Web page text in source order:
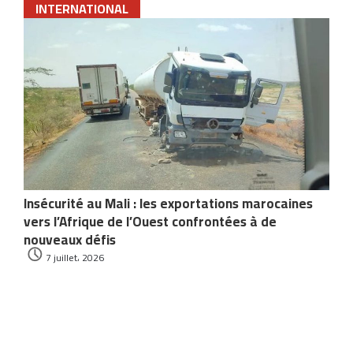
INTERNATIONAL
Insécurité au Mali : les exportations marocaines
vers l’Afrique de l’Ouest confrontées à de
nouveaux défis
7 juillet، 2026